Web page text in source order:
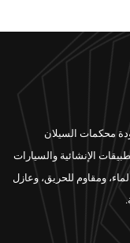
محكمات السيلان
الإنشائية والسيارات
ومقاوم للحريق، وعازل